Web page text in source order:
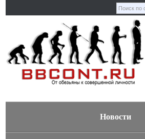
Новости